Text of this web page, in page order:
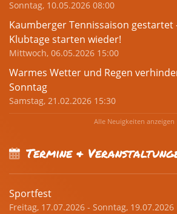
Sonntag, 10.05.2026 08:00
Kaumberger Tennissaison gestartet
Klubtage starten wieder!
Mittwoch, 06.05.2026 15:00
Warmes Wetter und Regen
Sonntag
Samstag, 21.02.2026 15:30
Alle Neuigkeiten anzeigen
Termine &
Sportfest
Freitag, 17.07.2026 - Sonntag, 19.07.2026